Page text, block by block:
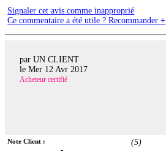
Signaler cet avis comme inapproprié
Ce commentaire a été utile ? Recommander +
par UN CLIENT
le Mer 12 Avr 2017
Acheteur certifié
Note Client : (5)